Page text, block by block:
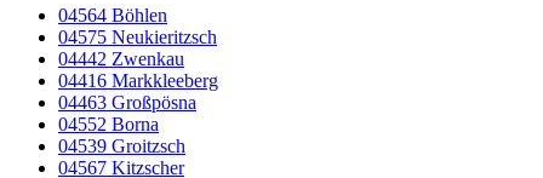
04564 Böhlen
04575 Neukieritzsch
04442 Zwenkau
04416 Markkleeberg
04463 Großpösna
04552 Borna
04539 Groitzsch
04567 Kitzscher